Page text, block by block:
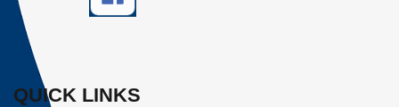
QUICK LINKS